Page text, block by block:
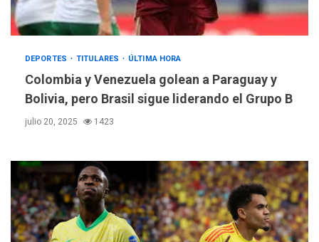
DEPORTES TITULARES ÚLTIMA HORA
Colombia y Venezuela golean a Paraguay y
Bolivia, pero Brasil sigue liderando el Grupo B
julio 20, 2025 1423